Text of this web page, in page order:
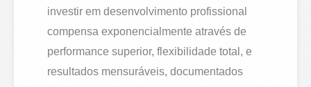
investir em desenvolvimento profissional
compensa exponencialmente através de
performance superior, flexibilidade total, e
resultados mensuráveis, documentados